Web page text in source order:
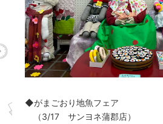
◆がまごおり地魚フェア
（3/17 サンヨネ蒲郡店）